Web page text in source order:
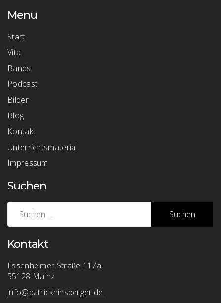
Menu
Start
Vita
Bands
Podcast
Bilder
Blog
Kontakt
Unterrichtsmaterial
Impressum
Suchen
Suchen
nach:
Kontakt
Essenheimer Straße 117a
55128 Mainz
info@patrickhinsberger.de